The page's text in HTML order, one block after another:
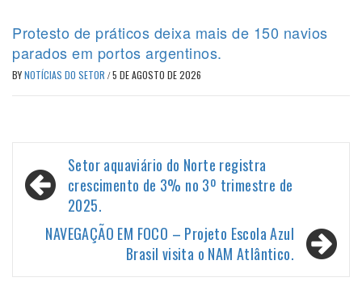
Protesto de práticos deixa mais de 150 navios
parados em portos argentinos.
BYNOTÍCIAS DO SETOR /5 DE AGOSTO DE 2026
Navegação
de
Setor aquaviário do Norte registra
crescimento de 3% no 3º trimestre de
2025.
NAVEGAÇÃO EM FOCO – Projeto Escola Azul
Brasil visita o NAM Atlântico.